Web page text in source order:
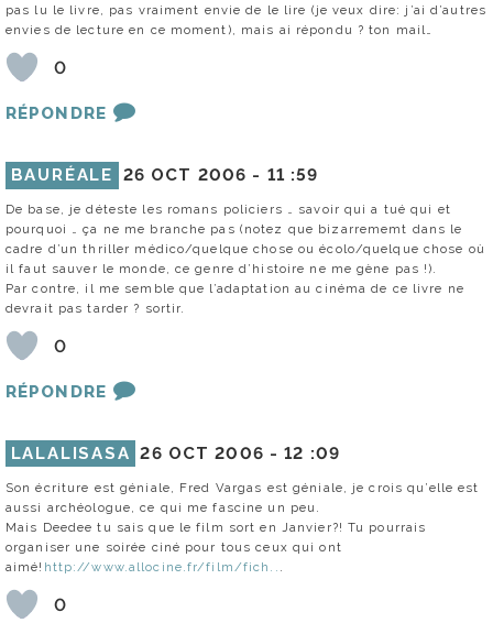
pas lu le livre, pas vraiment envie de le lire (je veux dire: j’ai d’autres
envies de lecture en ce moment), mais ai répondu ? ton mail…
0
RÉPONDRE
BAURÉALE 26 OCT 2006 - 11 :59
De base, je déteste les romans policiers … savoir qui a tué qui et
pourquoi … ça ne me branche pas (notez que bizarrememt dans le
cadre d’un thriller médico/quelque chose ou écolo/quelque chose où
il faut sauver le monde, ce genre d’histoire ne me gène pas !).
Par contre, il me semble que l’adaptation au cinéma de ce livre ne
devrait pas tarder ? sortir.
0
RÉPONDRE
LALALISASA 26 OCT 2006 -12 :09
Son écriture est géniale, Fred Vargas est géniale, je crois qu’elle est
aussi archéologue, ce qui me fascine un peu.
Mais Deedee tu sais que le film sort en Janvier?! Tu pourrais
organiser une soirée ciné pour tous ceux qui ont
aimé! http://www.allocine.fr/film/fich.. .
0